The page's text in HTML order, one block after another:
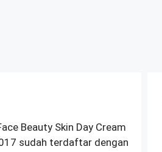
Beauty Skin Day Cream
sudah terdaftar dengan